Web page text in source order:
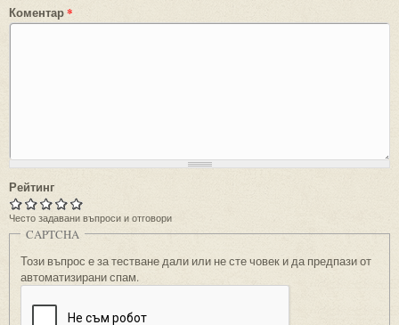
Коментар*
Рейтинг
Често задавани въпроси и отговори
CAPTCHA
Този въпрос е за тестване дали или не сте човек и да предпази от
автоматизирани спам.